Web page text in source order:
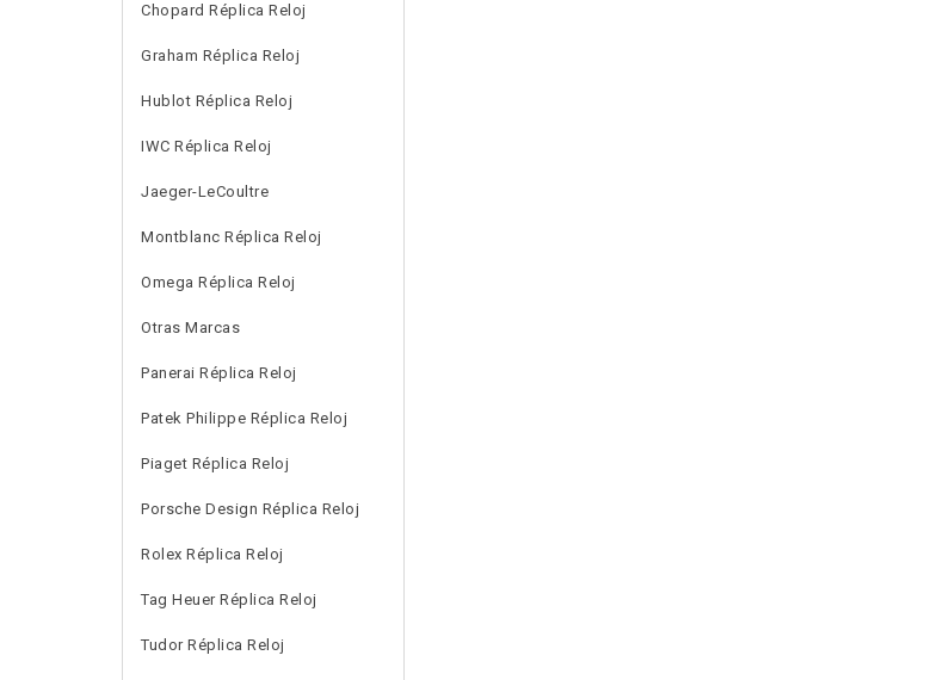
Chopard Réplica Reloj
Graham Réplica Reloj
Hublot Réplica Reloj
IWC Réplica Reloj
Jaeger-LeCoultre
Montblanc Réplica Reloj
Omega Réplica Reloj
Otras Marcas
Panerai Réplica Reloj
Patek Philippe Réplica Reloj
Piaget Réplica Reloj
Porsche Design Réplica Reloj
Rolex Réplica Reloj
Tag Heuer Réplica Reloj
Tudor Réplica Reloj